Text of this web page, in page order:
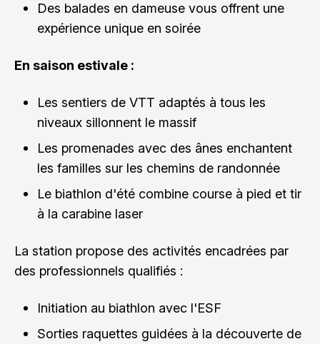
Des balades en dameuse vous offrent une
expérience unique en soirée
En saison estivale :
Les sentiers de VTT adaptés à tous les
niveaux sillonnent le massif
Les promenades avec des ânes enchantent
les familles sur les chemins de randonnée
Le biathlon d'été combine course à pied et tir
à la carabine laser
La station propose des activités encadrées par
des professionnels qualifiés :
Initiation au biathlon avec l'ESF
Sorties raquettes guidées à la découverte de